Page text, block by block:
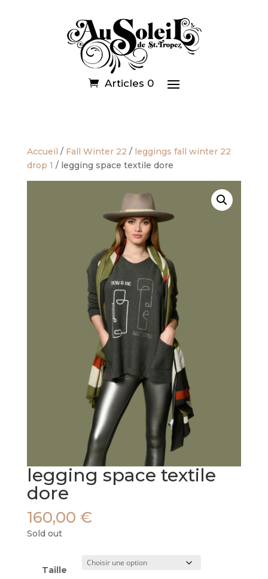
Articles 0
Accueil / Fall Winter 22 / leggings fall winter 22
drop 1 / legging space textile dore
legging space textile
dore
160,00 €
Sold out
Taille